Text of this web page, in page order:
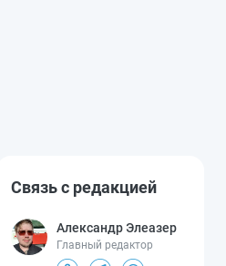
Связь с редакцией
Александр Элеазер
Главный редактор